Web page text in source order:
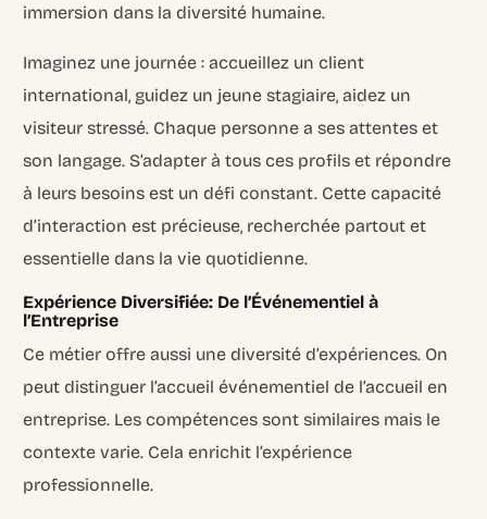
immersion dans la diversité humaine.
Imaginez une journée : accueillez un client
international, guidez un jeune stagiaire, aidez un
visiteur stressé. Chaque personne a ses attentes et
son langage. S’adapter à tous ces profils et répondre
à leurs besoins est un défi constant. Cette capacité
d’interaction est précieuse, recherchée partout et
essentielle dans la vie quotidienne.
Expérience Diversifiée: De l’Événementiel à
l’Entreprise
Ce métier offre aussi une diversité d’expériences. On
peut distinguer l’accueil événementiel de l’accueil en
entreprise. Les compétences sont similaires mais le
contexte varie. Cela enrichit l’expérience
professionnelle.